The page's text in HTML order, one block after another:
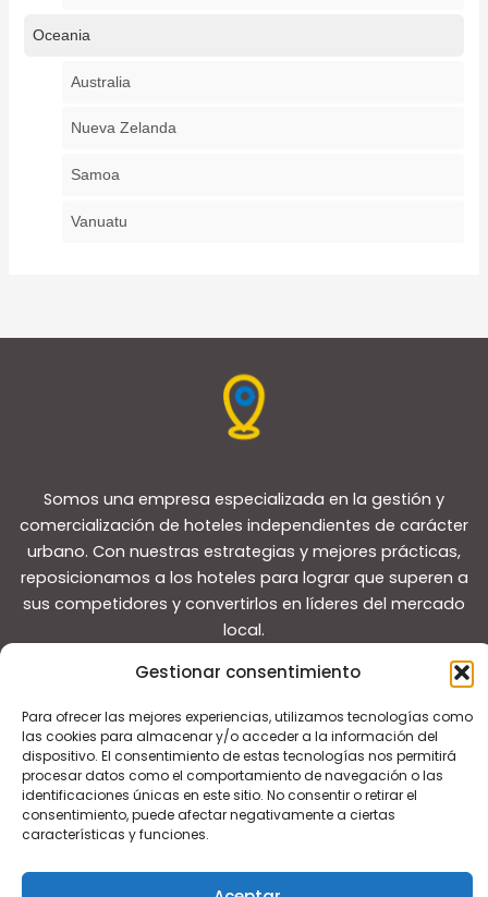
Gestionar consentimiento
Para ofrecer las mejores experiencias, utilizamos tecnologías como
las cookies para almacenar y/o acceder a la información del
dispositivo. El consentimiento de estas tecnologías nos permitirá
procesar datos como el comportamiento de navegación o las
identificaciones únicas en este sitio. No consentir o retirar el
consentimiento, puede afectar negativamente a ciertas
características y funciones.
Oceania
Australia
Nueva Zelanda
Samoa
Vanuatu
Somos una empresa especializada en la gestión y
comercialización de hoteles independientes de carácter
urbano. Con nuestras estrategias y mejores prácticas,
reposicionamos a los hoteles para lograr que superen a
sus competidores y convertirlos en líderes del mercado
local.
Copyright © 2026 Guías de viaje